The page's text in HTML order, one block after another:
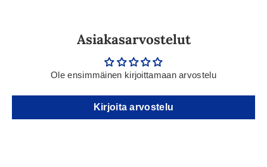
Asiakasarvostelut
Ole ensimmäinen kirjoittamaan arvostelu
Kirjoita arvostelu